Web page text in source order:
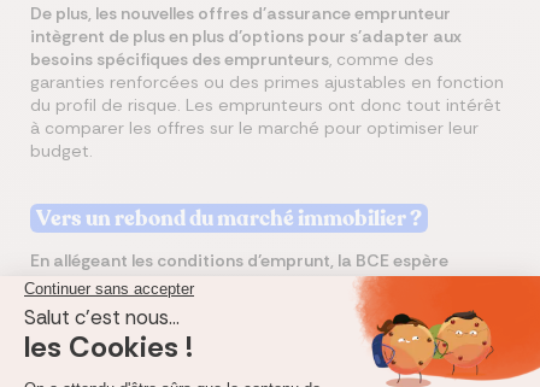
De plus, les nouvelles offres d'assurance emprunteur
intègrent de plus en plus d'options pour s'adapter aux
besoins spécifiques des emprunteurs, comme des
garanties renforcées ou des primes ajustables en fonction
du profil de risque. Les emprunteurs ont donc tout intérêt
à comparer les offres sur le marché pour optimiser leur
budget.
Vers un rebond du marché immobilier ?
En allégeant les conditions d’emprunt, la BCE espère
relancer l’activité sur un marché immobilier encore en
convalescence après les hausses de taux des dernières
années . Le volume des transactions immobilières,
historiquement bas en 2023, pourrait ainsi connaître une
reprise, stimulée par des taux de crédit plus attractifs.